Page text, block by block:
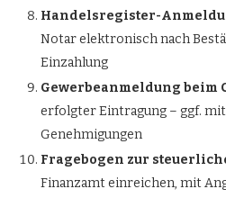
Handelsregister-
Notar elektronisch nach
Einzahlung
Gewerbeanmeldung beim
erfolgter Eintragung – ggf.
Genehmigungen
Fragebogen zur
Finanzamt einreichen, mit